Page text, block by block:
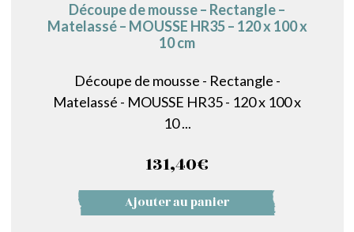
Découpe de mousse – Rectangle –
Matelassé – MOUSSE HR35 – 120 x 100 x
10 cm
Découpe de mousse - Rectangle -
Matelassé - MOUSSE HR35 - 120 x 100 x
10 ...
131,40€
Ajouter au panier